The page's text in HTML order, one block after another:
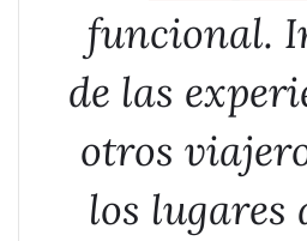
funcional.
de las
otros
los lugares